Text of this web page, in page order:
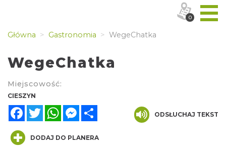
Główna Gastronomia WegeChatka
WegeChatka
Miejscowość:
CIESZYN
FacebookTwitterWhatsAppMessenger
ODSŁUCHAJ TEKST
DODAJ DO PLANERA
0